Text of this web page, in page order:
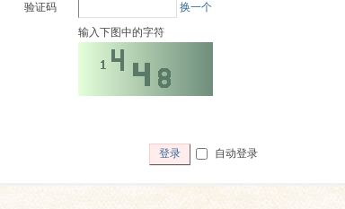
验证码
换一个
输入下图中的字符
登录 自动登录